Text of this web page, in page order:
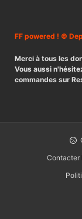
FF powered ! ©
Merci à tous les
Vous aussi
commandes sur
Contacter